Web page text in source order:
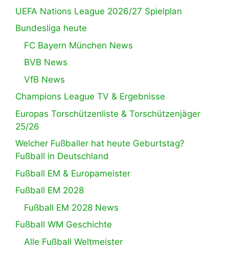
UEFA Nations League 2026/27 Spielplan
Bundesliga heute
FC Bayern München News
BVB News
VfB News
Champions League TV & Ergebnisse
Europas Torschützenliste & Torschützenjäger
25/26
Welcher Fußballer hat heute Geburtstag?
Fußball in Deutschland
Fußball EM & Europameister
Fußball EM 2028
Fußball EM 2028 News
Fußball WM Geschichte
Alle Fußball Weltmeister